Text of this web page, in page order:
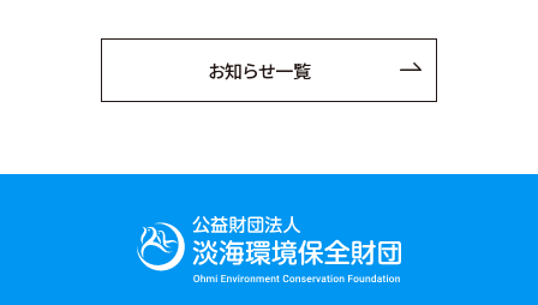
お問い合わせ
Ohmi Environmental Plaza
お知らせ一覧